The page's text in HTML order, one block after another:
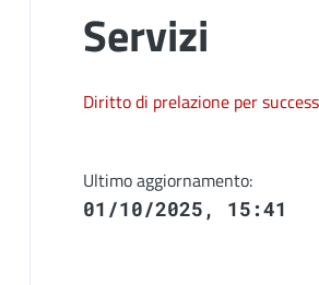
Servizi
Diritto di prelazione per
Ultimo aggiornamento:
01/10/2025, 15:41